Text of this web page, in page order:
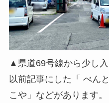
▲県道69号線から少し
以前記事にした「 べん
こや」などがあります。